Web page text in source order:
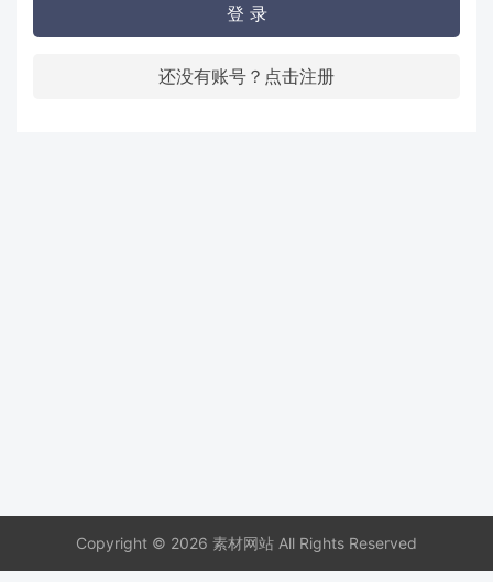
登 录
还没有账号？点击注册
Copyright © 2026 素材网站 All Rights Reserved